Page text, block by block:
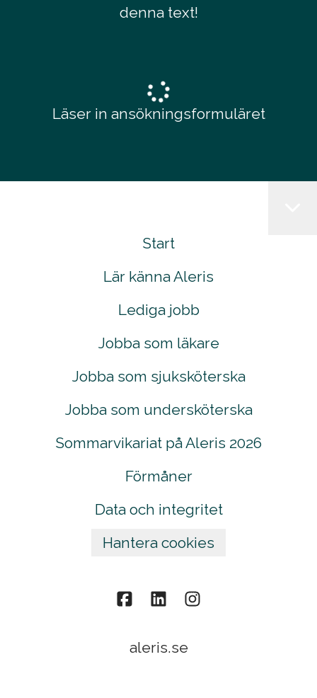
denna text!
Läser in ansökningsformuläret
Start
Lär känna Aleris
Lediga jobb
Jobba som läkare
Jobba som sjuksköterska
Jobba som undersköterska
Sommarvikariat på Aleris 2026
Förmåner
Data och integritet
Hantera cookies
aleris.se